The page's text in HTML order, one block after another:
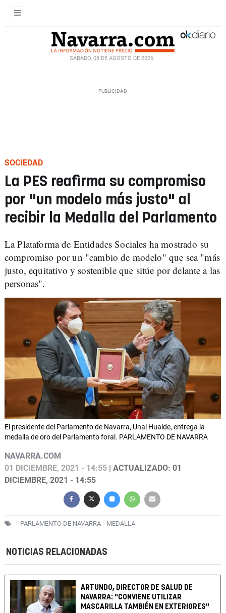
SÁBADO, 08 DE AGOSTO DE 2026
SOCIEDAD
La PES reafirma su compromiso
por "un modelo más justo" al
recibir la Medalla del Parlamento
La Plataforma de Entidades Sociales ha mostrado su
compromiso por un "cambio de modelo" que sea "más
justo, equitativo y sostenible que sitúe por delante a las
personas".
El presidente del Parlamento de Navarra, Unai Hualde, entrega la
medalla de oro del Parlamento foral. PARLAMENTO DE NAVARRA
NAVARRA.COM
01 DICIEMBRE, 2021 - 14:55 | ACTUALIZADO: 01
DICIEMBRE, 2021 - 14:55
PARLAMENTO DE NAVARRA MEDALLA
NOTICIAS RELACIONADAS
ARTUNDO, DIRECTOR DE SALUD DE
NAVARRA: "CONVIENE UTILIZAR
MASCARILLA TAMBIÉN EN EXTERIORES"